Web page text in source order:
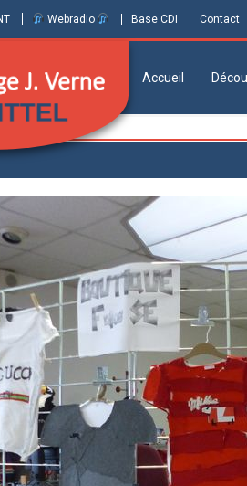
Webradio Base CDI Contact
Jules
Vittel
pour élèves,
Accueil